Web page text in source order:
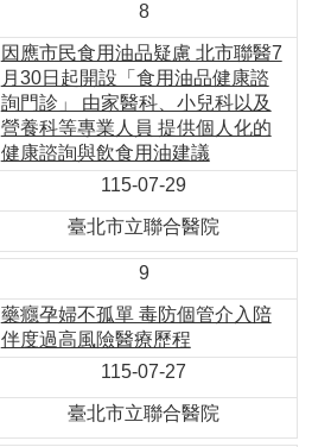
8
因應市民食用油品疑慮 北市聯醫7
月30日起開設「食用油品健康諮
詢門診」 由家醫科、小兒科以及
營養科等專業人員 提供個人化的
健康諮詢與飲食用油建議
115-07-29
臺北市立聯合醫院
9
藥癮孕婦不孤單 毒防個管介入陪
伴度過高風險醫療歷程
115-07-27
臺北市立聯合醫院